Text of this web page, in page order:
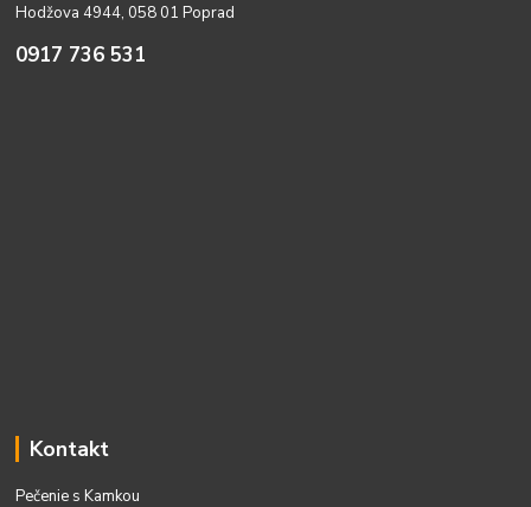
Hodžova 4944, 058 01 Poprad
0917 736 531
Kontakt
Pečenie s Kamkou